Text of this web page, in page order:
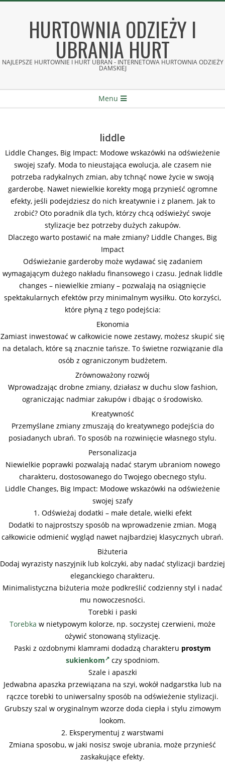
HURTOWNIA ODZIEŻY I
UBRANIA HURT
NAJLEPSZE HURTOWNIE I HURT UBRAŃ - INTERNETOWA HURTOWNIA ODZIEŻY
DAMSKIEJ
Menu
liddle
Liddle Changes, Big Impact: Modowe wskazówki na odświeżenie
swojej szafy. Moda to nieustająca ewolucja, ale czasem nie
potrzeba radykalnych zmian, aby tchnąć nowe życie w swoją
garderobę. Nawet niewielkie korekty mogą przynieść ogromne
efekty, jeśli podejdziesz do nich kreatywnie i z planem. Jak to
zrobić? Oto poradnik dla tych, którzy chcą odświeżyć swoje
stylizacje bez potrzeby dużych zakupów.
Dlaczego warto postawić na małe zmiany? Liddle Changes, Big
Impact
Odświeżanie garderoby może wydawać się zadaniem
wymagającym dużego nakładu finansowego i czasu. Jednak liddle
changes – niewielkie zmiany – pozwalają na osiągnięcie
spektakularnych efektów przy minimalnym wysiłku. Oto korzyści,
które płyną z tego podejścia:
Ekonomia
Zamiast inwestować w całkowicie nowe zestawy, możesz skupić się
na detalach, które są znacznie tańsze. To świetne rozwiązanie dla
osób z ograniczonym budżetem.
Zrównoważony rozwój
Wprowadzając drobne zmiany, działasz w duchu slow fashion,
ograniczając nadmiar zakupów i dbając o środowisko.
Kreatywność
Przemyślane zmiany zmuszają do kreatywnego podejścia do
posiadanych ubrań. To sposób na rozwinięcie własnego stylu.
Personalizacja
Niewielkie poprawki pozwalają nadać starym ubraniom nowego
charakteru, dostosowanego do Twojego obecnego stylu.
Liddle Changes, Big Impact: Modowe wskazówki na odświeżenie
swojej szafy
1. Odświeżaj dodatki – małe detale, wielki efekt
Dodatki to najprostszy sposób na wprowadzenie zmian. Mogą
całkowicie odmienić wygląd nawet najbardziej klasycznych ubrań.
Biżuteria
Dodaj wyrazisty naszyjnik lub kolczyki, aby nadać stylizacji bardziej
eleganckiego charakteru.
Minimalistyczna biżuteria może podkreślić codzienny styl i nadać
mu nowoczesności.
Torebki i paski
Torebka w nietypowym kolorze, np. soczystej czerwieni, może
ożywić stonowaną stylizację.
Paski z ozdobnymi klamrami dodadzą charakteru prostym
sukienkom czy spodniom.
Szale i apaszki
Jedwabna apaszka przewiązana na szyi, wokół nadgarstka lub na
rączce torebki to uniwersalny sposób na odświeżenie stylizacji.
Grubszy szal w oryginalnym wzorze doda ciepła i stylu zimowym
lookom.
2. Eksperymentuj z warstwami
Zmiana sposobu, w jaki nosisz swoje ubrania, może przynieść
zaskakujące efekty.